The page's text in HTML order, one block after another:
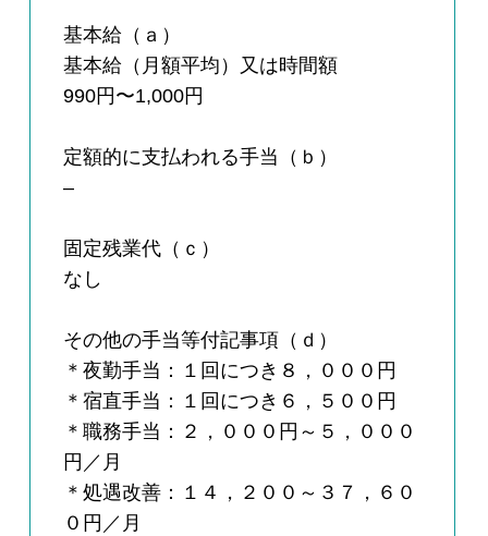
基本給（ａ）
基本給（月額平均）又は時間額
990円〜1,000円
定額的に支払われる手当（ｂ）
–
固定残業代（ｃ）
なし
その他の手当等付記事項（ｄ）
＊夜勤手当：１回につき８，０００円
＊宿直手当：１回につき６，５００円
＊職務手当：２，０００円～５，０００
円／月
＊処遇改善：１４，２００～３７，６０
０円／月